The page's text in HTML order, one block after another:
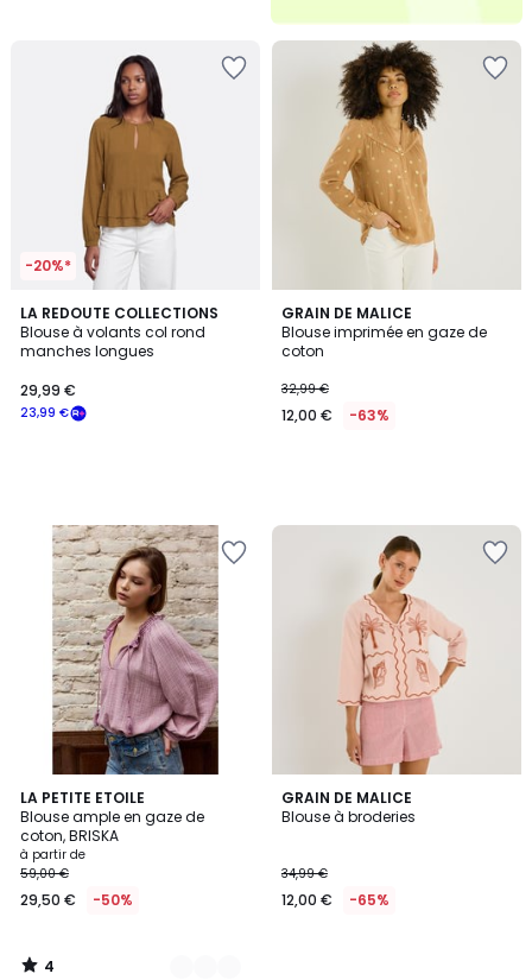
-20%*
LA REDOUTE COLLECTIONS
Blouse à volants col rond
manches longues
23,99 €
29,99 €
GRAIN DE MALICE
Blouse imprimée en gaze de
coton
32,99 €
12,00 € -63%
LA PETITE ETOILE
Blouse ample en gaze de
coton, BRISKA
à partir de
59,00 €
29,50 € -50%
4
/
5
3
Couleurs
4
/
GRAIN DE MALICE
Blouse à broderies
34,99 €
12,00 € -65%